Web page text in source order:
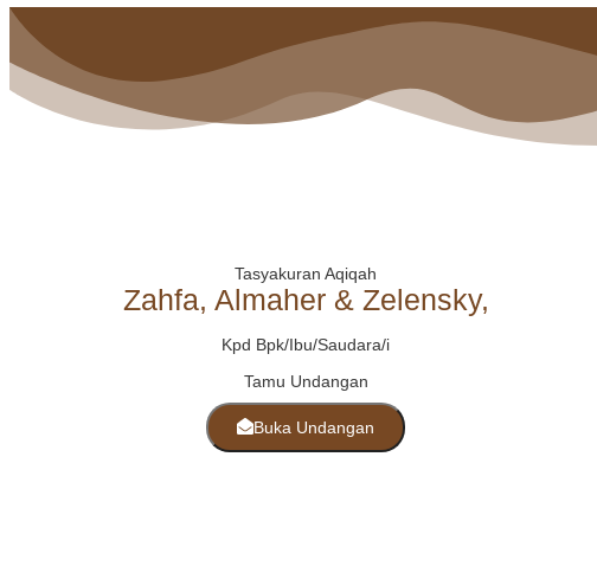
Tasyakuran Aqiqah
Zahfa, Almaher & Zelensky,
Kpd Bpk/Ibu/Saudara/i
Tamu Undangan
Buka Undangan